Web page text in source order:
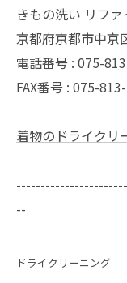
きもの洗い リファ
京都府京都市中京
電話番号 : 075-
FAX番号 : 075-
着物のドライクリ
--
ドライクリーニング